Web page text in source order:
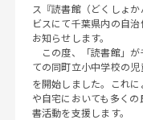
ス『読書館（どくしょか
ビスにて千葉県内の自
お知らせします。
この度、「読書館」が
ての同町立小中学校の
を開始しました。これ
や自宅においても多く
書活動を支援します。